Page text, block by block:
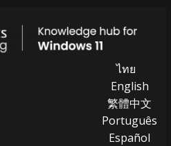
ไทย
English
繁體中文
Português
Español